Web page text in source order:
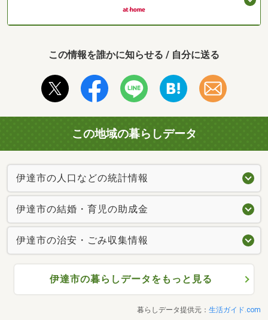
この情報を誰かに知らせる / 自分に送る
この地域の暮らしデータ
伊達市の人口などの統計情報
伊達市の結婚・育児の助成金
伊達市の治安・ごみ収集情報
伊達市の暮らしデータをもっと見る
暮らしデータ提供元： 生活ガイド.com